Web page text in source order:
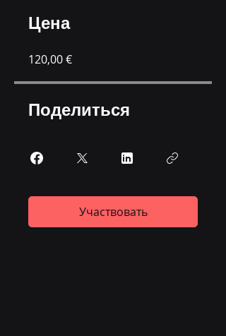
Цена
120,00 €
Поделиться
Участвовать